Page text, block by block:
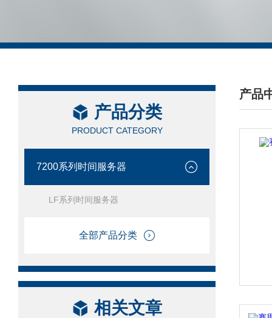
产品分类
PRODUCT CATEGORY
7200系列时间服务器
LF系列时间服务器
全部产品分类
相关文章
产品
/